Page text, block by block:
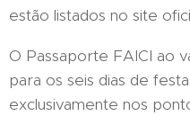
estão listados no site
O Passaporte FAICI ao
para os seis dias de
exclusivamente nos